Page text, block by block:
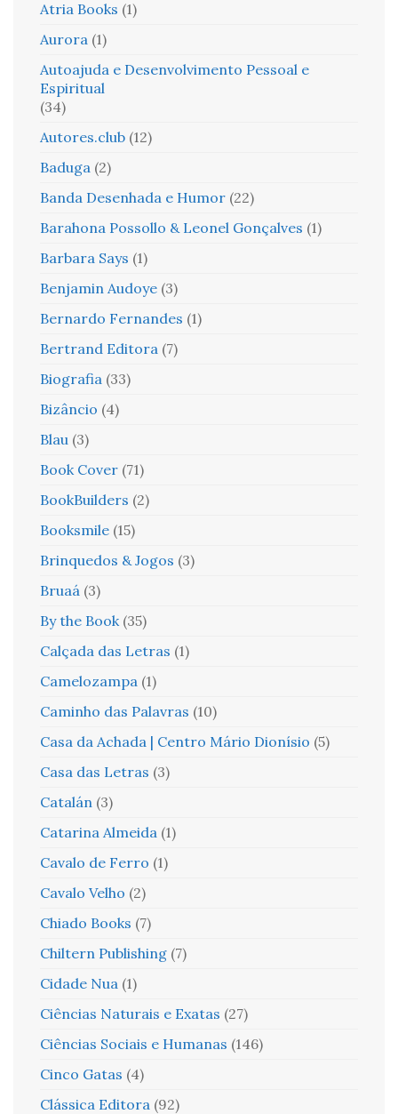
Atria Books (1)
Aurora (1)
Autoajuda e Desenvolvimento Pessoal e
Espiritual
(34)
Autores.club (12)
Baduga (2)
Banda Desenhada e Humor (22)
Barahona Possollo & Leonel Gonçalves (1)
Barbara Says (1)
Benjamin Audoye (3)
Bernardo Fernandes (1)
Bertrand Editora (7)
Biografia (33)
Bizâncio (4)
Blau (3)
Book Cover (71)
BookBuilders (2)
Booksmile (15)
Brinquedos & Jogos (3)
Bruaá (3)
By the Book (35)
Calçada das Letras (1)
Camelozampa (1)
Caminho das Palavras (10)
Casa da Achada | Centro Mário Dionísio (5)
Casa das Letras (3)
Catalán (3)
Catarina Almeida (1)
Cavalo de Ferro (1)
Cavalo Velho (2)
Chiado Books (7)
Chiltern Publishing (7)
Cidade Nua (1)
Ciências Naturais e Exatas (27)
Ciências Sociais e Humanas (146)
Cinco Gatas (4)
Clássica Editora (92)